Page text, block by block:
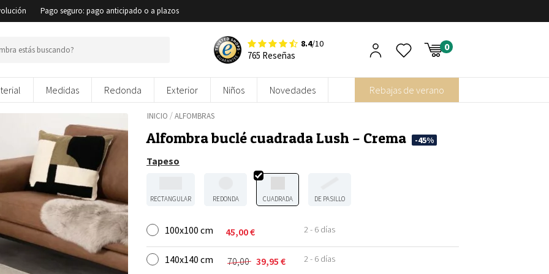
Pago seguro: pago anticipado o a plazos
8.4/10
765 Reseñas
Medidas Redonda Exterior Niños Novedades Rebajas de verano
INICIO /ALFOMBRAS
Alfombra buclé cuadrada Lush – Crema -45%
Tapeso
RECTANGULAR REDONDA CUADRADA DE PASILLO
100x100 cm 45,00€ 2 - 6 días
140x140 cm 70,00
El 39,95 €
El 2 - 6 días